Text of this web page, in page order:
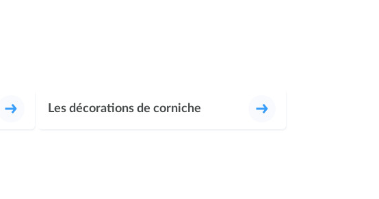
Les décorations de corniche